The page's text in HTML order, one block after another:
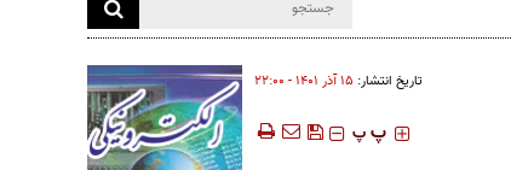
تاریخ انتشار: ۱۵ آذر ۱۴۰۱ - ۲۲:۰۰
‍‍‍ پ پ